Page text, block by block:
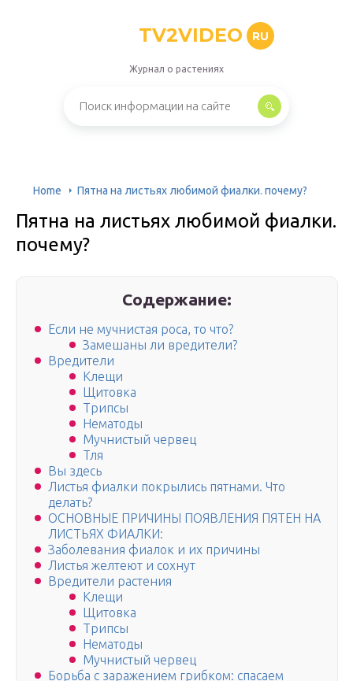
TV2VIDEO RU
Журнал о растениях
Home Пятна на листьях любимой фиалки. почему?
Пятна на листьях любимой фиалки.
почему?
Содержание:
Если не мучнистая роса, то что?
Замешаны ли вредители?
Вредители
Клещи
Щитовка
Трипсы
Нематоды
Мучнистый червец
Тля
Вы здесь
Листья фиалки покрылись пятнами. Что
делать?
ОСНОВНЫЕ ПРИЧИНЫ ПОЯВЛЕНИЯ ПЯТЕН НА
ЛИСТЬЯХ ФИАЛКИ:
Заболевания фиалок и их причины
Листья желтеют и сохнут
Вредители растения
Клещи
Щитовка
Трипсы
Нематоды
Мучнистый червец
Борьба с заражением грибком: спасаем